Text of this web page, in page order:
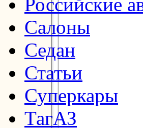
Салоны
Седан
Статьи
Суперкары
ТагАЗ